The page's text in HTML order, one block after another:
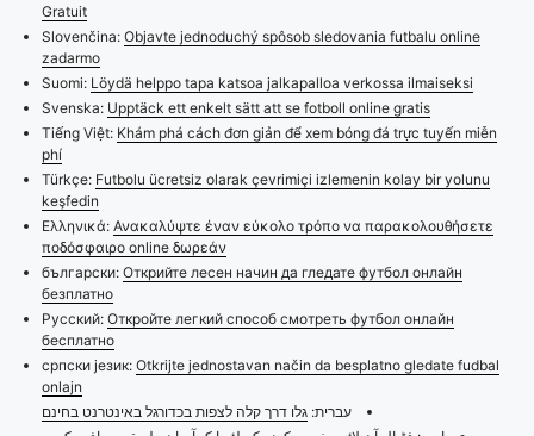
Gratuit
Slovenčina: Objavte jednoduchý spôsob sledovania futbalu online
zadarmo
Suomi: Löydä helppo tapa katsoa jalkapalloa verkossa ilmaiseksi
Svenska: Upptäck ett enkelt sätt att se fotboll online gratis
Tiếng Việt: Khám phá cách đơn giản để xem bóng đá trực tuyến miễn
phí
Türkçe: Futbolu ücretsiz olarak çevrimiçi izlemenin kolay bir yolunu
keşfedin
Ελληνικά: Ανακαλύψτε έναν εύκολο τρόπο να παρακολουθήσετε
ποδόσφαιρο online δωρεάν
български: Открийте лесен начин да гледате футбол онлайн
безплатно
Русский: Откройте легкий способ смотреть футбол онлайн
бесплатно
српски језик: Otkrijte jednostavan način da besplatno gledate fudbal
onlajn
עברית: גלו דרך קלה לצפות בכדורגל באינטרנט בחינם